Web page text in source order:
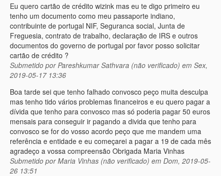
Eu quero cartão de crédito wizink mas eu te digo primeiro eu
tenho um documento como meu passaporte indiano,
contribuinte de portugal NIF, Seguranca social, Junta de
Freguesia, contrato de trabalho, declaração de IRS e outros
documentos do governo de portugal por favor posso solicitar
cartão de crédito ?
Submetido por Pareshkumar Sathvara (não verificado) em Sex,
2019-05-17 13:36
Boa tarde sei que tenho falhado convosco peço muita desculpa
mas tenho tido vários problemas financeiros e eu quero pagar a
dívida que tenho para convosco mas só poderia pagar 50 euros
mensais para conseguir ir pagando a divida que tenho para
convosco se for do vosso acordo peço que me mandem uma
referência e entidade e eu começarei a pagar a 19 de cada mês
agradeço a vossa compreensão Obrigada Maria Vinhas
Submetido porMaria Vinhas (não verificado) em Dom, 2019-05-
26 13:51